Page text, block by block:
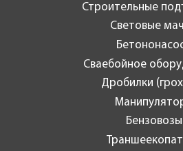
Строительные
Световые
Сваебойное
Дробилки
Бензовозы